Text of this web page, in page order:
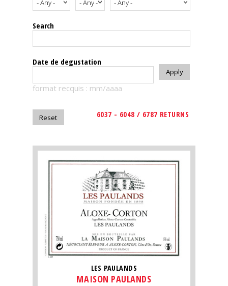
Tasting
reviews
The
magazine
Magazine
Search
Date de degustation
format recquis : mm/aaaa
6037 - 6048 / 6787 RETURNS
LES PAULANDS
MAISON PAULANDS